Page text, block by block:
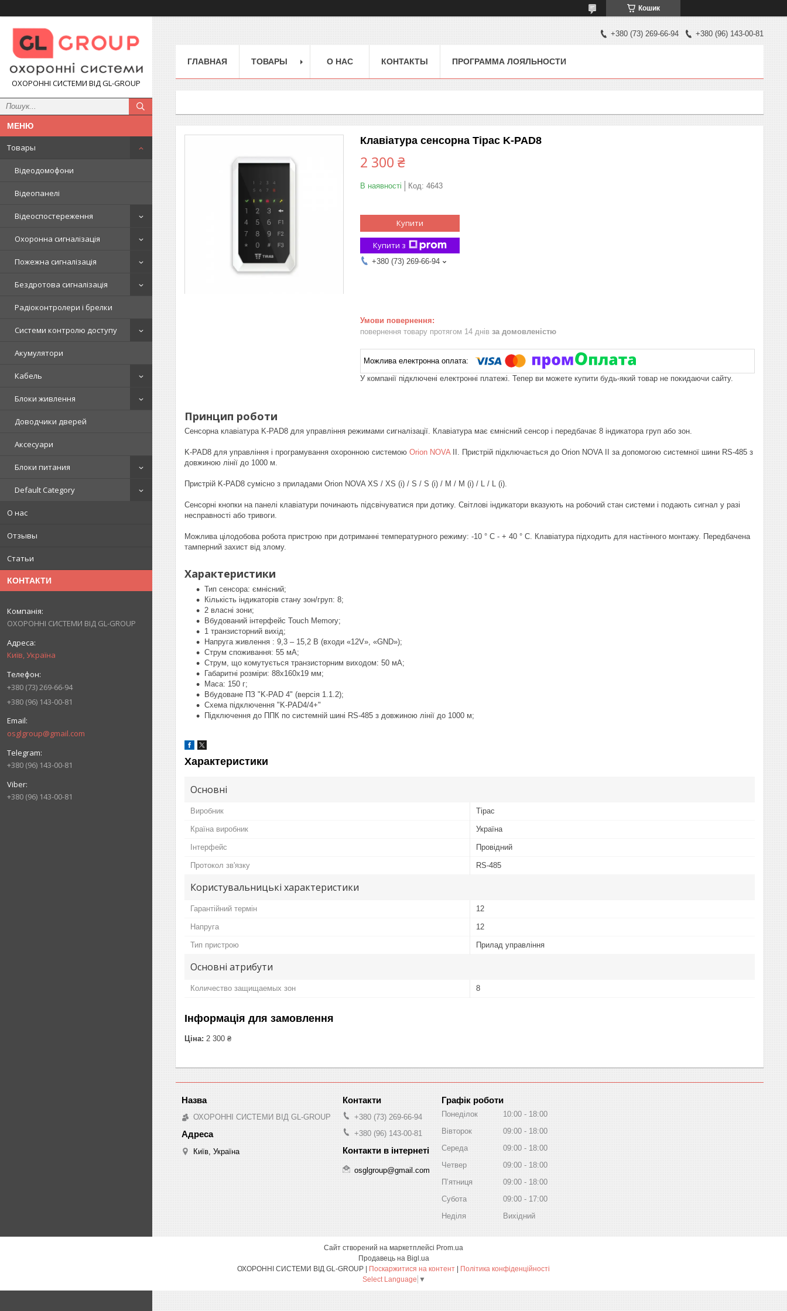
Кошик
ОХОРОННІ СИСТЕМИ ВІД GL-GROUP
Товары
Відеодомофони
Відеопанелі
Відеоспостереження
Охоронна сигналізація
Пожежна сигналізація
Бездротова сигналізація
Радіоконтролери і брелки
Системи контролю доступу
Акумулятори
Кабель
Блоки живлення
Доводчики дверей
Аксесуари
Блоки питания
Default Category
О нас
Отзывы
Статьи
КОНТАКТИ
ОХОРОННІ СИСТЕМИ ВІД GL-GROUP
Київ, Україна
+380 (73) 269-66-94
+380 (96) 143-00-81
osglgroup@gmail.com
+380 (96) 143-00-81
+380 (96) 143-00-81
+380 (73) 269-66-94 +380 (96) 143-00-81
ГЛАВНАЯ ТОВАРЫ О НАС КОНТАКТЫ ПРОГРАММА ЛОЯЛЬНОСТИ
Клавіатура сенсорна Тірас K-PAD8
2 300 ₴
В наявності Код: 4643
Купити
Купити з
+380 (73) 269-66-94
повернення товару протягом 14 днів за домовленістю
У компанії підключені електронні платежі. Тепер ви можете купити будь-який товар не покидаючи сайту.
Принцип роботи
Сенсорна клавіатура K-PAD8 для управління режимами сигналізації. Клавіатура має ємнісний сенсор і передбачає 8 індикатора груп або зон.
K-PAD8 для управління і програмування охоронною системою Orion NOVAII. Пристрій підключається до Orion NOVA II за допомогою системної шини RS-485 з
довжиною лінії до 1000 м.
Пристрій K-PAD8 сумісно з приладами Orion NOVA XS / XS (i) / S / S (i) / M / M (i) / L / L (i).
Сенсорні кнопки на панелі клавіатури починають підсвічуватися при дотику. Світлові індикатори вказують на робочий стан системи і подають сигнал у разі
несправності або тривоги.
Можлива цілодобова робота пристрою при дотриманні температурного режиму: -10 ° С - + 40 ° С. Клавіатура підходить для настінного монтажу. Передбачена
тамперний захист від злому.
Характеристики
Тип сенсора: ємнісний;
Кількість індикаторів стану зон/груп: 8;
2 власні зони;
Вбудований інтерфейс Touch Memory;
1 транзисторний вихід;
Напруга живлення : 9,3 – 15,2 В (входи «12V», «GND»);
Струм споживання: 55 мА;
Струм, що комутується транзисторним виходом: 50 мА;
Габаритні розміри: 88х160х19 мм;
Маса: 150 г;
Вбудоване ПЗ "K-PAD 4" (версія 1.1.2);
Схема підключення "K-PAD4/4+"
Підключення до ППК по системній шині RS-485 з довжиною лінії до 1000 м;
Характеристики
Основні
Виробник Тірас
Країна виробник Україна
Інтерфейс Провідний
Протокол зв'язку RS-485
Користувальницькі характеристики
Гарантійний термін 12
Напруга 12
Тип пристрою Прилад управління
Основні атрибути
Количество защищаемых зон 8
Інформація для замовлення
Ціна: 2 300 ₴
ОХОРОННІ СИСТЕМИ ВІД GL-GROUP
Київ, Україна
+380 (73) 269-66-94
+380 (96) 143-00-81
osglgroup@gmail.com
Графік роботи
Понеділок 10:00
18:00
Вівторок
09:00
18:00
Середа
09:00
18:00
Четвер
09:00
18:00
Пʼятниця
09:00
18:00
Субота
09:00
17:00
Неділя
Вихідний
Сайт створений на маркетплейсі Prom.ua
Продавець на Bigl.ua
ОХОРОННІ СИСТЕМИ ВІД GL-GROUP | Поскаржитися на контент | Політика конфіденційності
Select Language ▼